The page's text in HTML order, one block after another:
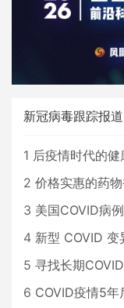
新冠病毒跟踪报道
1 后疫情时代的健
2 价格实惠的药
3 美国COVID病
4 新型 COVID 变异株
5 寻找长期
6 COVID疫情5年